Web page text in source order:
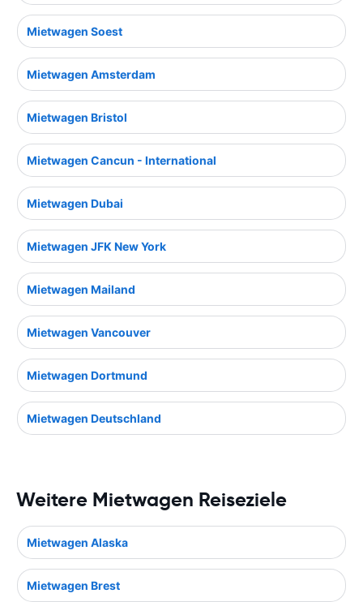
Mietwagen Soest
Mietwagen Amsterdam
Mietwagen Bristol
Mietwagen Cancun - International
Mietwagen Dubai
Mietwagen JFK New York
Mietwagen Mailand
Mietwagen Vancouver
Mietwagen Dortmund
Mietwagen Deutschland
Weitere Mietwagen Reiseziele
Mietwagen Alaska
Mietwagen Brest